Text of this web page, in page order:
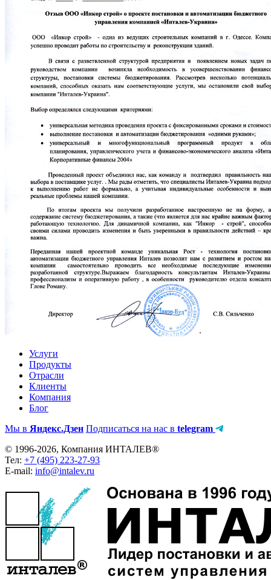
Услуги
Продукты
Отрасли
Клиенты
Компания
Блог
Мы в Яндекс.Дзен Подписаться на нас в telegram
© 1996-2026, Компания ИНТАЛЕВ®
Тел: +7 (495) 223-27-93
E-mail: info@intalev.ru